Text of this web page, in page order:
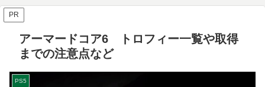
PR
アーマードコア6 トロフィー一覧や取得
までの注意点など
PS5